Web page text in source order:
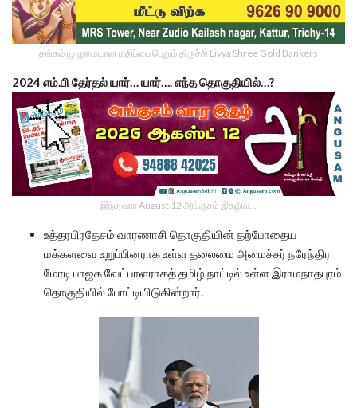
தங்கம் முழுமையான மதிப்பை பெறும் திருச்சி Livya Shree Gold Bankers
2024 எம்.பி தேர்தல் யார்… யார்…. எந்த தொகுதியில்…?
இந்த வார August 12 அங்குசம் இதழில்…
உத்தரபிரதேசம் வாரணாசி தொகுதியின் தற்போதைய
மக்களவை உறுப்பினராக உள்ள தலைமை அமைச்சர் நரேந்திர
மோடி பாஜக வேட்பாளராகத் தமிழ் நாட்டில் உள்ள இராமநாதபுரம்
தொகுதியில் போட்டியிடுகின்றார்.